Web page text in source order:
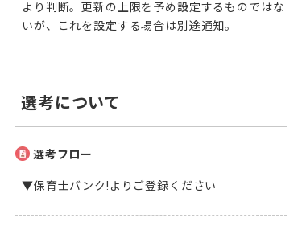
より判断。更新の上限を予め設定するものではな
いが、これを設定する場合は別途通知。
選考について
選考フロー
▼保育士バンク!よりご登録ください